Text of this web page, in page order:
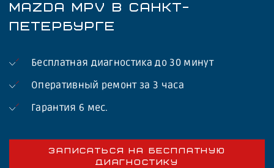
MAZDA MPV В САНКТ-
ПЕТЕРБУРГЕ
Бесплатная диагностика до 30 минут
Оперативный ремонт за 3 часа
Гарантия 6 мес.
ЗАПИСАТЬСЯ НА БЕСПЛАТНУЮ
ДИАГНОСТИКУ